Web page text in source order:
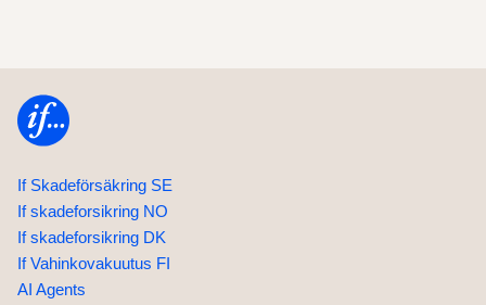
Home
If Skadeförsäkring SE
If skadeforsikring NO
If skadeforsikring DK
If Vahinkovakuutus FI
AI Agents